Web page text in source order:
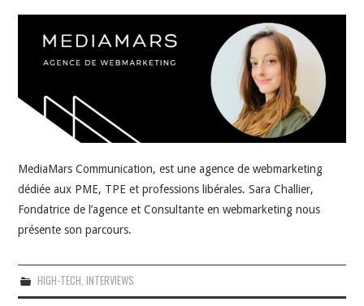
MediaMars Communication, est une agence de webmarketing
dédiée aux PME, TPE et professions libérales. Sara Challier,
Fondatrice de l’agence et Consultante en webmarketing nous
présente son parcours.
HIGH-TECH, INTERVIEWS